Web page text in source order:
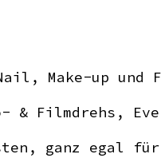
Make-up
Filmdrehs,
ganz egal